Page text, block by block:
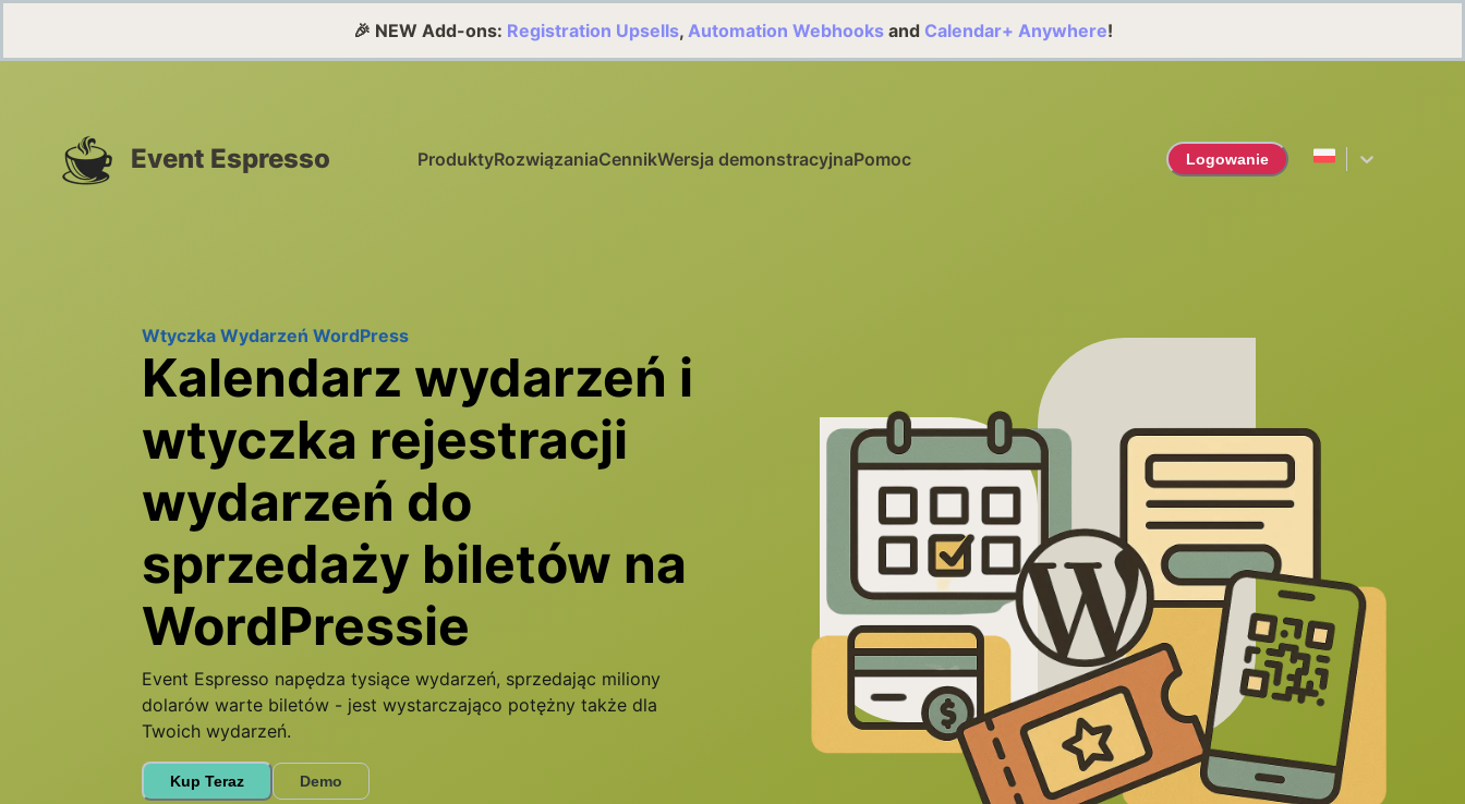
🎉 NEW Add-ons: Registration Upsells, Automation Webhooks and Calendar+ Anywhere!
Event Espresso ProduktyRozwiązaniaCennikWersja demonstracyjnaPomoc Logowanie
Wtyczka Wydarzeń WordPress
Kalendarz wydarzeń i
wtyczka rejestracji
wydarzeń do
sprzedaży biletów na
WordPressie
Event Espresso napędza tysiące wydarzeń, sprzedając miliony
dolarów warte biletów - jest wystarczająco potężny także dla
Twoich wydarzeń.
Kup Teraz Demo